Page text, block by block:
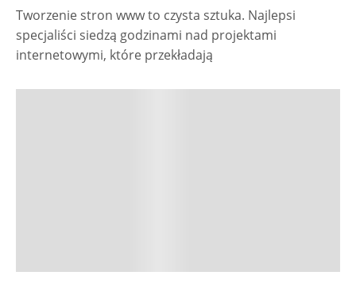
Tworzenie stron www to czysta sztuka. Najlepsi
specjaliści siedzą godzinami nad projektami
internetowymi, które przekładają